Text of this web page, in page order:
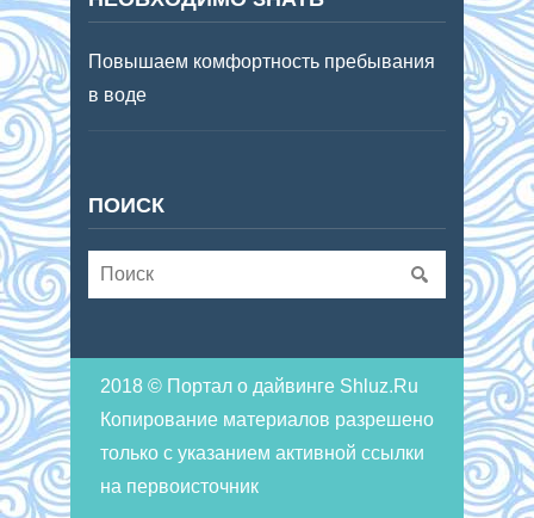
Повышаем комфортность пребывания
в воде
ПОИСК
2018 © Портал о дайвинге Shluz.Ru
Копирование материалов разрешено
только с указанием активной ссылки
на первоисточник